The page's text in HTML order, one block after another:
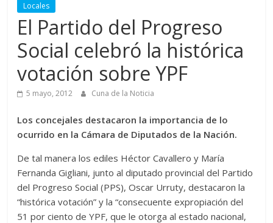
Locales
El Partido del Progreso
Social celebró la histórica
votación sobre YPF
5 mayo, 2012 Cuna de la Noticia
Los concejales destacaron la importancia de lo
ocurrido en la Cámara de Diputados de la Nación.
De tal manera los ediles Héctor Cavallero y María
Fernanda Gigliani, junto al diputado provincial del Partido
del Progreso Social (PPS), Oscar Urruty, destacaron la
“histórica votación” y la “consecuente expropiación del
51 por ciento de YPF, que le otorga al estado nacional,